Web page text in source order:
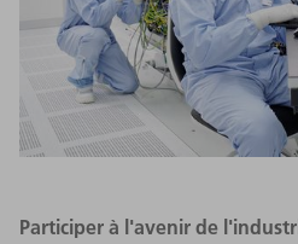
Participer à l'avenir de